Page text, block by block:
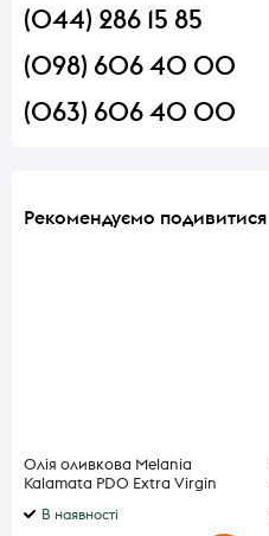
(044) 286 15 85
(098) 606 40 00
(063) 606 40 00
Рекомендуємо подивитися
Олія оливкова Melania
Kalamata PDO Extra Virgin
В наявності